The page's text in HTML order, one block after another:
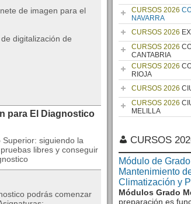
de imagen para el
digitalización de
para El Diagnostico
siguiendo la
libres y conseguir
podrás comenzar
CURSOS 2026
NAVARRA
CURSOS 2026
CURSOS 2026
CANTABRIA
CURSOS 2026
RIOJA
CURSOS 2026
CURSOS 2026
MELILLA
CURSOS
Módulo de
Mantenimiento
Climatización y
Módulos Grado
preparación es